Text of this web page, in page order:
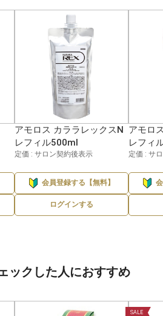
アモロス カララレックスN
レフィル500ml
定価 : サロン契約後表示
会員登録する【無料】
ログインする
アモロ
レフィ
定価 : サ
ックした人におすすめ
SALE